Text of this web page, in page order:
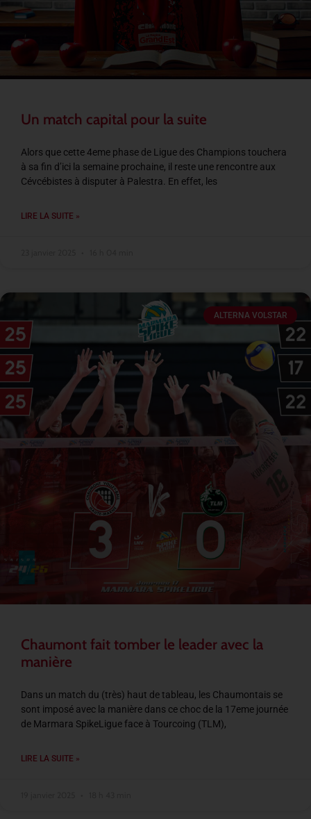
Un match capital pour la suite
Alors que cette 4eme phase de Ligue des Champions touchera
à sa fin d’ici la semaine prochaine, il reste une rencontre aux
Cévcébistes à disputer à Palestra. En effet, les
LIRE LA SUITE »
ALTERNA VOLSTAR
Chaumont fait tomber le leader avec la
manière
Dans un match du (très) haut de tableau, les Chaumontais se
sont imposé avec la manière dans ce choc de la 17eme journée
de Marmara SpikeLigue face à Tourcoing (TLM),
LIRE LA SUITE »